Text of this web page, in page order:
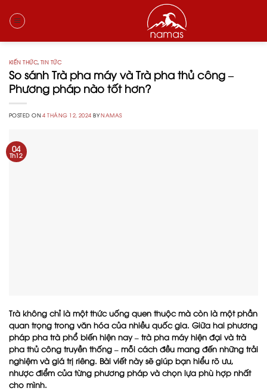
content
KIẾN THỨC, TIN TỨC
So sánh Trà pha máy và Trà pha thủ công –
Phương pháp nào tốt hơn?
POSTED ON4 THÁNG 12, 2024 BYNAMAS
04
Th12
Trà không chỉ là một thức uống quen thuộc mà còn là một phần
quan trọng trong văn hóa của nhiều quốc gia. Giữa hai phương
pháp pha trà phổ biến hiện nay – trà pha máy hiện đại và trà
pha thủ công truyền thống – mỗi cách đều mang đến những trải
nghiệm và giá trị riêng. Bài viết này sẽ giúp bạn hiểu rõ ưu,
nhược điểm của từng phương pháp và chọn lựa phù hợp nhất
cho mình.